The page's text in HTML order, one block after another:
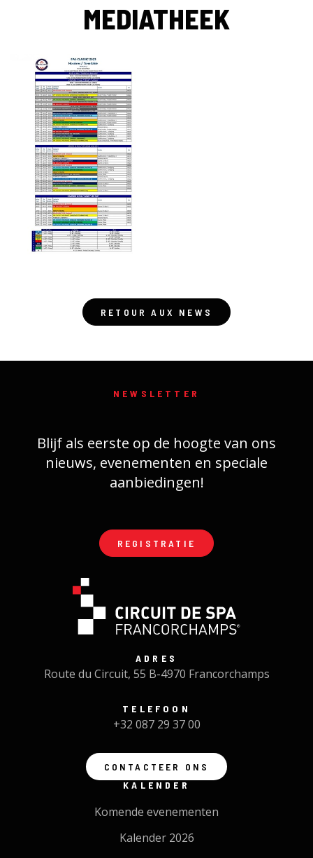
MEDIATHEEK
RETOUR AUX NEWS
NEWSLETTER
Blijf als eerste op de hoogte van ons
nieuws, evenementen en speciale
aanbiedingen!
REGISTRATIE
ADRES
Route du Circuit, 55 B-4970 Francorchamps
TELEFOON
+32 087 29 37 00
CONTACTEER ONS
KALENDER
Komende evenementen
Kalender 2026